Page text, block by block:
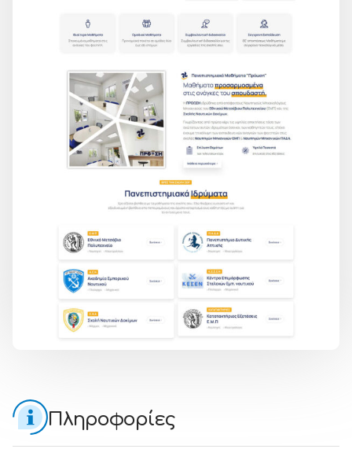
Πληροφορίες